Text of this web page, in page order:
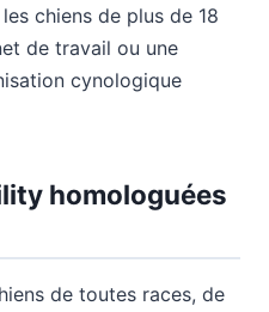
chiens de plus de 18
de travail ou une
cynologique
homologuées
de toutes races, de